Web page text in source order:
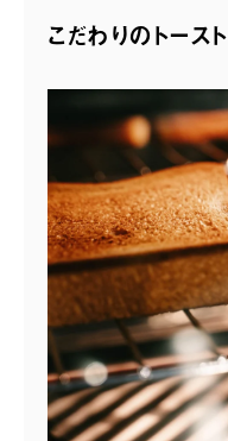
こだわりのトースト